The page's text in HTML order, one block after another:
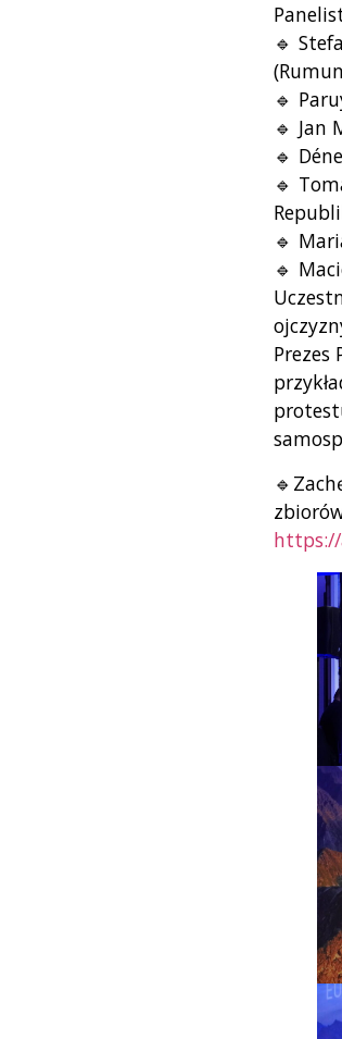
🔹
🔹
🔹 Jan
🔹
🔹
🔹
🔹
Prezes
https://